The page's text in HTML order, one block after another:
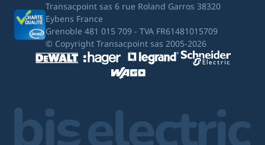
Transacpoint sas 6 rue Roland Garros 38320
Eybens France
Grenoble 481 015 709 - TVA FR61481015709
© Copyright Transacpoint sas 2005-2026